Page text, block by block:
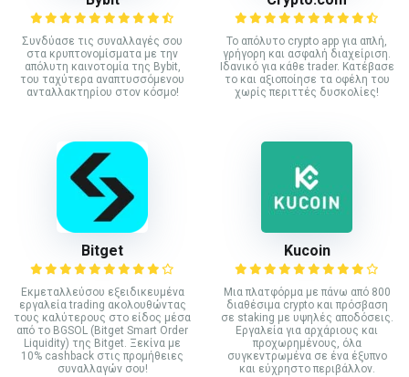
Συνδύασε τις συναλλαγές σου
στα κρυπτονομίσματα με την
απόλυτη καινοτομία της Bybit,
του ταχύτερα αναπτυσσόμενου
ανταλλακτηρίου στον κόσμο!
Το απόλυτο crypto app για απλή,
γρήγορη και ασφαλή διαχείριση.
Ιδανικό για κάθε trader. Κατέβασε
το και αξιοποίησε τα οφέλη του
χωρίς περιττές δυσκολίες!
Bitget
Εκμεταλλεύσου εξειδικευμένα
εργαλεία trading ακολουθώντας
τους καλύτερους στο είδος μέσα
από το BGSOL (Bitget Smart Order
Liquidity) της Bitget. Ξεκίνα με
10% cashback στις προμήθειες
συναλλαγών σου!
Kucoin
Mια πλατφόρμα με πάνω από 800
διαθέσιμα crypto και πρόσβαση
σε staking με υψηλές αποδόσεις.
Εργαλεία για αρχάριους και
προχωρημένους, όλα
συγκεντρωμένα σε ένα έξυπνο
και εύχρηστο περιβάλλον.